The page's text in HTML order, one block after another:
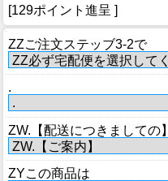
[129ポイント進呈 ]
ZZご注文ステッブ3-2で
.
ZW.【配送につきましての】
ZYこの商品は